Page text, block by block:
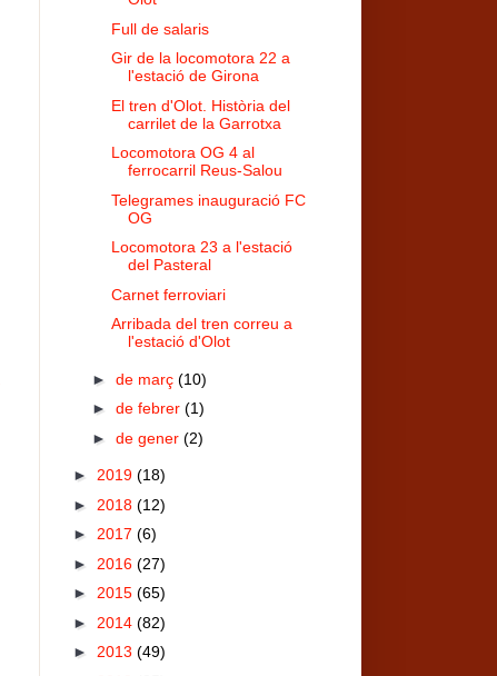
Full de salaris
Gir de la locomotora 22 a
l'estació de Girona
El tren d'Olot. Història del
carrilet de la Garrotxa
Locomotora OG 4 al
ferrocarril Reus-Salou
Telegrames inauguració FC
OG
Locomotora 23 a l'estació
del Pasteral
Carnet ferroviari
Arribada del tren correu a
l'estació d'Olot
► de març (10)
► de febrer (1)
► de gener (2)
► 2019 (18)
► 2018 (12)
► 2017 (6)
► 2016 (27)
► 2015 (65)
► 2014 (82)
► 2013 (49)